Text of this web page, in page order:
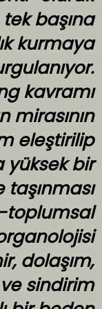
başına
kurmaya
kavramı
mirasının
eleştirilip
yüksek bir
toplumsal
dolaşım,
ve sindirim